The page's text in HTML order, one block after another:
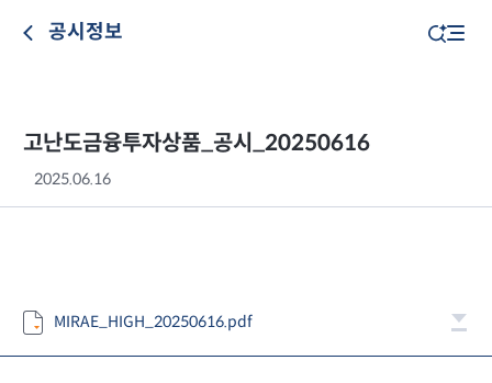
공시정보
고난도금융투자상품_공시_20250616
2025.06.16
MIRAE_HIGH_20250616.pdf